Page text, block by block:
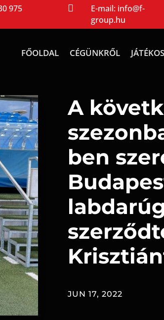
975
 E-mail: info@f-
group.hu
FŐOLDAL CÉGÜNKRŐL
A
ben
JUN 17, 2022